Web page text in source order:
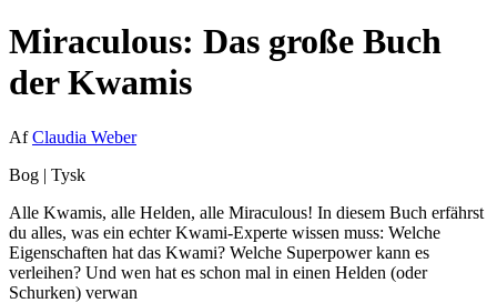
Miraculous: Das große Buch
der Kwamis
AfClaudia Weber
Bog | Tysk
Alle Kwamis, alle Helden, alle Miraculous! In diesem Buch erfährst
du alles, was ein echter Kwami-Experte wissen muss: Welche
Eigenschaften hat das Kwami? Welche Superpower kann es
verleihen? Und wen hat es schon mal in einen Helden (oder
Schurken) verwan